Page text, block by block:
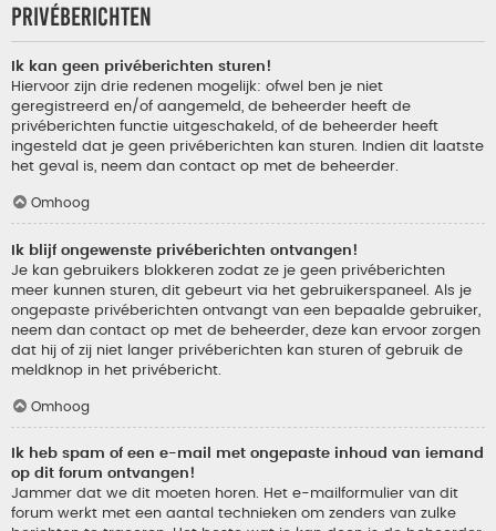
Privéberichten
Ik kan geen privéberichten sturen!
Hiervoor zijn drie redenen mogelijk: ofwel ben je niet
geregistreerd en/of aangemeld, de beheerder heeft de
privéberichten functie uitgeschakeld, of de beheerder heeft
ingesteld dat je geen privéberichten kan sturen. Indien dit laatste
het geval is, neem dan contact op met de beheerder.
Omhoog
Ik blijf ongewenste privéberichten ontvangen!
Je kan gebruikers blokkeren zodat ze je geen privéberichten
meer kunnen sturen, dit gebeurt via het gebruikerspaneel. Als je
ongepaste privéberichten ontvangt van een bepaalde gebruiker,
neem dan contact op met de beheerder, deze kan ervoor zorgen
dat hij of zij niet langer privéberichten kan sturen of gebruik de
meldknop in het privébericht.
Omhoog
Ik heb spam of een e-mail met ongepaste inhoud van iemand
op dit forum ontvangen!
Jammer dat we dit moeten horen. Het e-mailformulier van dit
forum werkt met een aantal technieken om zenders van zulke